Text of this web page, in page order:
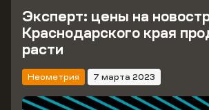
Неометрия 7 марта 2023
Эксперт: цены на
Краснодарского края
расти